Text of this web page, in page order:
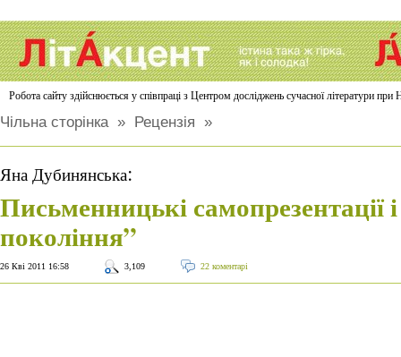
Робота сайту здійснюється у співпраці з Центром досліджень сучасної літератури
Чільна сторінка» Рецензія »
Яна Дубинянська:
Письменницькі самопрезентації
покоління”
26 Кві 2011 16:58 3,109 22 коментарі